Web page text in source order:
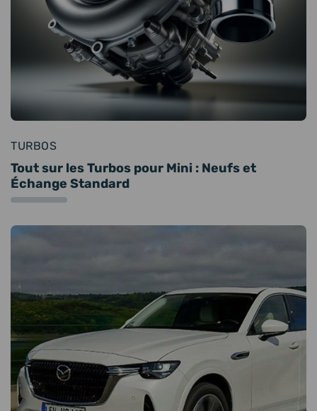
TURBOS
Tout sur les Turbos pour Mini : Neufs et
Échange Standard